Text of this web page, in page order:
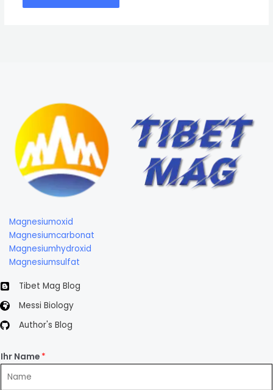
Magnesiumoxid
Magnesiumcarbonat
Magnesiumhydroxid
Magnesiumsulfat
Tibet Mag Blog
Messi Biology
Author's Blog
Ihr Name *